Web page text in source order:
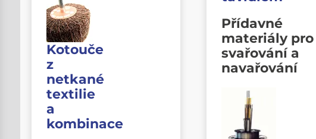
Kotouče
z
netkané
textilie
a
kombinace
Přídavné
materiály pro
svařování a
navařování